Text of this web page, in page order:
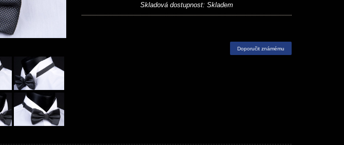
Skladová dostupnost:Skladem
Doporučit známému